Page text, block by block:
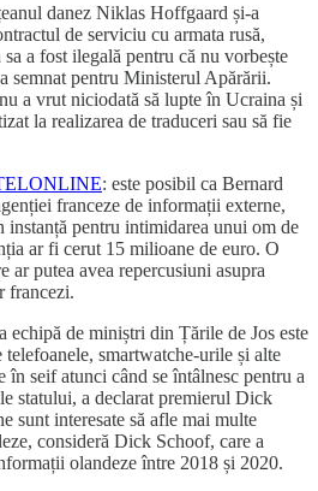
danez Niklas Hoffgaard și-a
de serviciu cu armata rusă,
a fost ilegală pentru că nu vorbește
semnat pentru Ministerul Apărării.
a vrut niciodată să lupte în Ucraina și
la realizarea de traduceri sau să fie
: este posibil ca Bernard
franceze de informații externe,
pentru intimidarea unui om de
ar fi cerut 15 milioane de euro. O
ar putea avea repercusiuni asupra
francezi.
echipă de miniștri din Țările de Jos este
telefoanele, smartwatche-urile și alte
în seif atunci când se întâlnesc pentru a
statului, a declarat premierul Dick
sunt interesate să afle mai multe
consideră Dick Schoof, care a
olandeze între 2018 și 2020.